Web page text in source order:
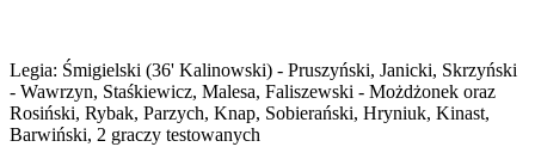
Legia: Śmigielski (36' Kalinowski) - Pruszyński, Janicki, Skrzyński
- Wawrzyn, Staśkiewicz, Malesa, Faliszewski - Możdżonek oraz
Rosiński, Rybak, Parzych, Knap, Sobierański, Hryniuk, Kinast,
Barwiński, 2 graczy testowanych